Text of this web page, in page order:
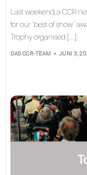
Last weekend, a CCR
for our ‘best of show’
Trophy organised […]
DAS CCR-TEAM JUNI 3,